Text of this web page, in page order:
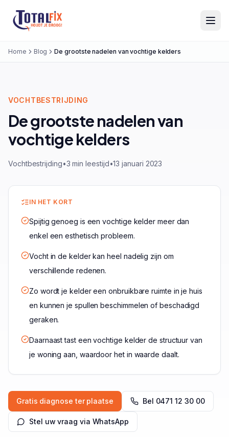
Totalfix
Home Blog De grootste nadelen van vochtige kelders
VOCHTBESTRIJDING
De grootste nadelen van
vochtige kelders
Vochtbestrijding•3 min leestijd•13 januari 2023
IN HET KORT
Spijtig genoeg is een vochtige kelder meer dan
enkel een esthetisch probleem.
Vocht in de kelder kan heel nadelig zijn om
verschillende redenen.
Zo wordt je kelder een onbruikbare ruimte in je huis
en kunnen je spullen beschimmelen of beschadigd
geraken.
Daarnaast tast een vochtige kelder de structuur van
je woning aan, waardoor het in waarde daalt.
Gratis diagnose ter plaatse Bel 0471 12 30 00
Stel uw vraag via WhatsApp